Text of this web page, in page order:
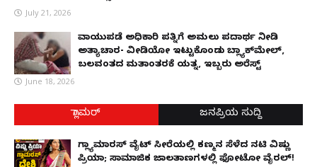
July 21, 2026
ವಾಯುಪಡೆ ಅಧಿಕಾರಿ ಪತ್ನಿಗೆ ಅಮಲು ಪದಾರ್ಥ ನೀಡಿ
ಅತ್ಯಾಚಾರ- ವೀಡಿಯೋ ಇಟ್ಟುಕೊಂಡು ಬ್ಲ್ಯಾಕ್‌ಮೇಲ್,
ಬಲವಂತದ ಮತಾಂತರಕ್ಕೆ ಯತ್ನ, ಇಬ್ಬರು ಅರೆಸ್ಟ್
June 18, 2026
ಗ್ಲಾಮರ್ ಜನಪ್ರಿಯ ಸುದ್ದಿ
ಗ್ಲ್ಯಾಮಾರಸ್ ವೈಟ್‌ ಸೀರೆಯಲ್ಲಿ ಕಣ್ಮನ ಸೆಳೆದ ನಟಿ ವಿಷ್ಣು
ಪ್ರಿಯಾ; ಸಾಮಾಜಿಕ ಜಾಲತಾಣಗಳಲ್ಲಿ ಫೋಟೋ ವೈರಲ್!